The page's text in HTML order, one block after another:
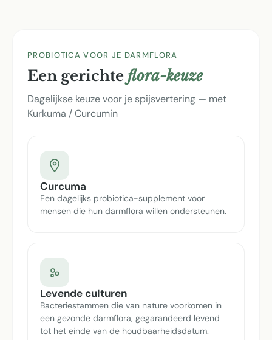
PROBIOTICA VOOR JE DARMFLORA
Een gerichte flora-keuze
Dagelijkse keuze voor je spijsvertering — met
Kurkuma / Curcumin
Curcuma
Een dagelijks probiotica-supplement voor
mensen die hun darmflora willen ondersteunen.
Levende culturen
Bacteriestammen die van nature voorkomen in
een gezonde darmflora, gegarandeerd levend
tot het einde van de houdbaarheidsdatum.